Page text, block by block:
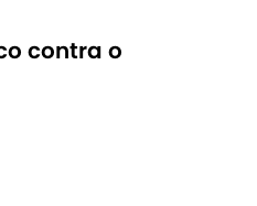
contra o